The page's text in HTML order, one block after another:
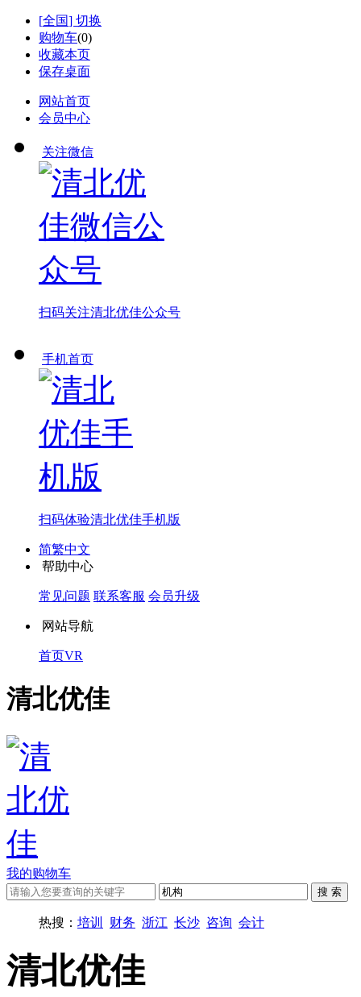
[全国] 切换
购物车(0)
收藏本页
保存桌面
网站首页
会员中心
关注微信
扫码关注清北优佳公众号
手机首页
扫码体验清北优佳手机版
简繁中文
帮助中心
常见问题 联系客服 会员升级
网站导航
首页VR
清北优佳
我的购物车
热搜： 培训 财务 浙江 长沙 咨询 会计
清北优佳